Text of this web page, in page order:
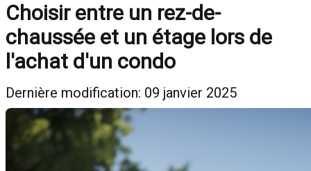
Choisir entre un rez-de-
chaussée et un étage lors de
l'achat d'un condo
Dernière modification: 09 janvier 2025